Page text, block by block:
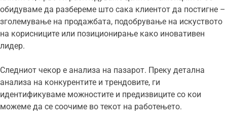
обидуваме да разбереме што сака клиентот да постигне –
зголемување на продажбата, подобрување на искуството
на корисниците или позиционирање како иновативен
лидер.
Следниот чекор е анализа на пазарот. Преку детална
анализа на конкурентите и трендовите, ги
идентификуваме можностите и предизвиците со кои
можеме да се соочиме во текот на работењето.